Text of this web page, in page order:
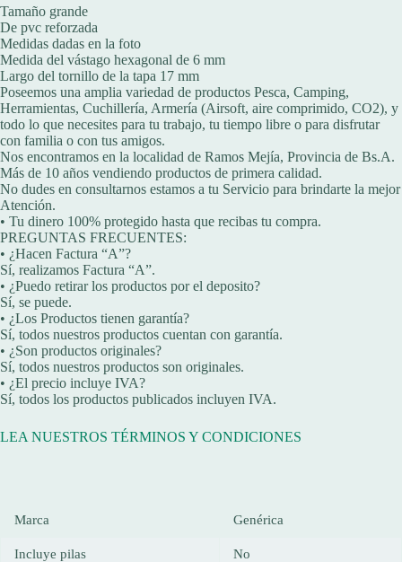
Tamaño grande
De pvc reforzada
Medidas dadas en la foto
Medida del vástago hexagonal de 6 mm
Largo del tornillo de la tapa 17 mm
Poseemos una amplia variedad de productos Pesca, Camping,
Herramientas, Cuchillería, Armería (Airsoft, aire comprimido, CO2), y
todo lo que necesites para tu trabajo, tu tiempo libre o para disfrutar
con familia o con tus amigos.
Nos encontramos en la localidad de Ramos Mejía, Provincia de Bs.A.
Más de 10 años vendiendo productos de primera calidad.
No dudes en consultarnos estamos a tu Servicio para brindarte la mejor
Atención.
• Tu dinero 100% protegido hasta que recibas tu compra.
PREGUNTAS FRECUENTES:
• ¿Hacen Factura “A”?
Sí, realizamos Factura “A”.
• ¿Puedo retirar los productos por el deposito?
Sí, se puede.
• ¿Los Productos tienen garantía?
Sí, todos nuestros productos cuentan con garantía.
• ¿Son productos originales?
Sí, todos nuestros productos son originales.
• ¿El precio incluye IVA?
Sí, todos los productos publicados incluyen IVA.
LEA NUESTROS TÉRMINOS Y CONDICIONES
Marca Genérica
Incluye pilas No